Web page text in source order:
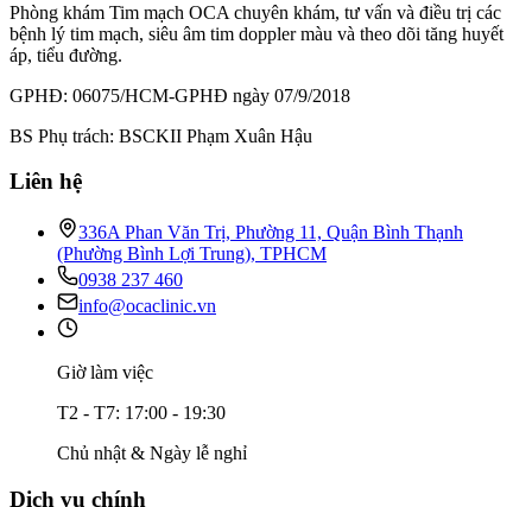
Phòng khám Tim mạch OCA chuyên khám, tư vấn và điều trị các
bệnh lý tim mạch, siêu âm tim doppler màu và theo dõi tăng huyết
áp, tiểu đường.
GPHĐ: 06075/HCM-GPHĐ ngày 07/9/2018
BS Phụ trách: BSCKII Phạm Xuân Hậu
Liên hệ
336A Phan Văn Trị, Phường 11, Quận Bình Thạnh
(Phường Bình Lợi Trung), TPHCM
0938 237 460
info@ocaclinic.vn
Giờ làm việc
T2 - T7: 17:00 - 19:30
Chủ nhật & Ngày lễ nghỉ
Dịch vụ chính